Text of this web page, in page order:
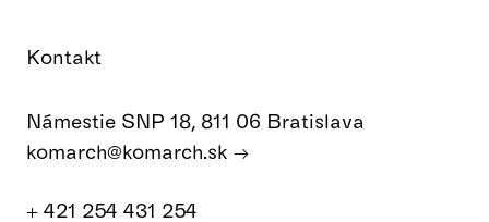
Kontakt
Námestie SNP 18, 811 06 Bratislava
komarch@komarch.sk
+ 421 254 431 254